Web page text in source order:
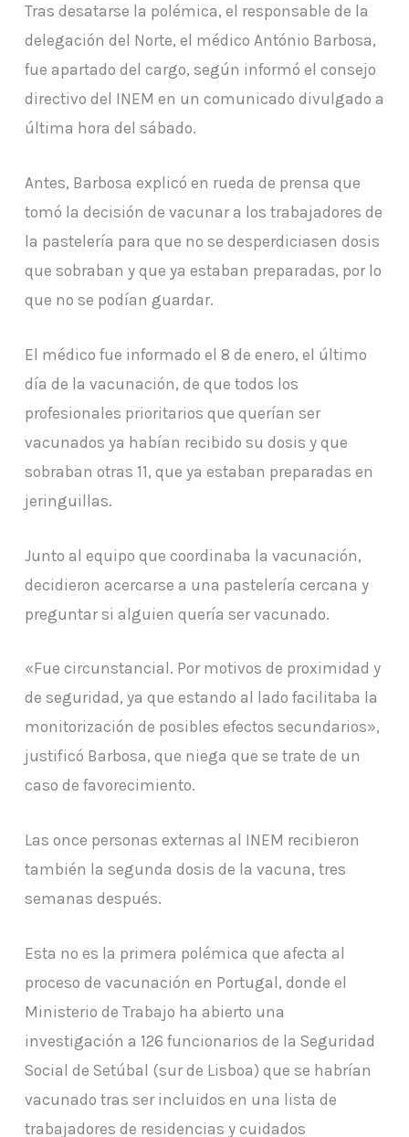
Tras desatarse la polémica, el responsable de la
delegación del Norte, el médico António Barbosa,
fue apartado del cargo, según informó el consejo
directivo del INEM en un comunicado divulgado a
última hora del sábado.
Antes, Barbosa explicó en rueda de prensa que
tomó la decisión de vacunar a los trabajadores de
la pastelería para que no se desperdiciasen dosis
que sobraban y que ya estaban preparadas, por lo
que no se podían guardar.
El médico fue informado el 8 de enero, el último
día de la vacunación, de que todos los
profesionales prioritarios que querían ser
vacunados ya habían recibido su dosis y que
sobraban otras 11, que ya estaban preparadas en
jeringuillas.
Junto al equipo que coordinaba la vacunación,
decidieron acercarse a una pastelería cercana y
preguntar si alguien quería ser vacunado.
«Fue circunstancial. Por motivos de proximidad y
de seguridad, ya que estando al lado facilitaba la
monitorización de posibles efectos secundarios»,
justificó Barbosa, que niega que se trate de un
caso de favorecimiento.
Las once personas externas al INEM recibieron
también la segunda dosis de la vacuna, tres
semanas después.
Esta no es la primera polémica que afecta al
proceso de vacunación en Portugal, donde el
Ministerio de Trabajo ha abierto una
investigación a 126 funcionarios de la Seguridad
Social de Setúbal (sur de Lisboa) que se habrían
vacunado tras ser incluidos en una lista de
trabajadores de residencias y cuidados